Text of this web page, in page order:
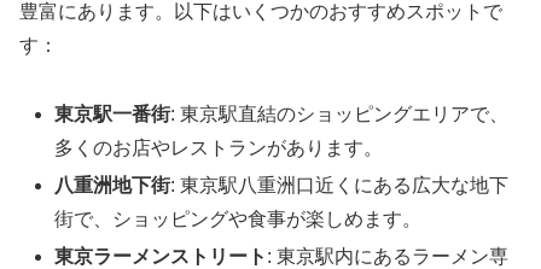
豊富にあります。以下はいくつかのおすすめスポットで
す：
東京駅一番街: 東京駅直結のショッピングエリアで、
多くのお店やレストランがあります。
八重洲地下街: 東京駅八重洲口近くにある広大な地下
街で、ショッピングや食事が楽しめます。
東京ラーメンストリート : 東京駅内にあるラーメン専